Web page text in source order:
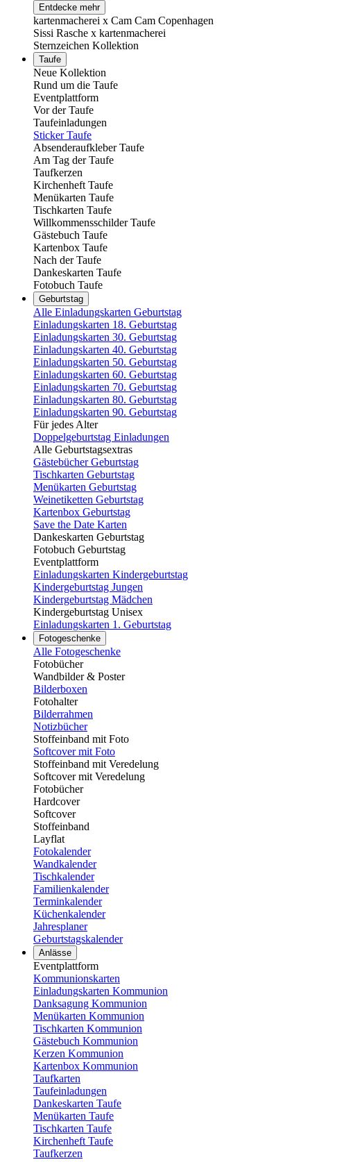
Entdecke mehr
kartenmacherei x Cam Cam Copenhagen
Sissi Rasche x kartenmacherei
Sternzeichen Kollektion
Taufe
Neue Kollektion
Rund um die Taufe
Eventplattform
Vor der Taufe
Taufeinladungen
Sticker Taufe
Absenderaufkleber Taufe
Am Tag der Taufe
Taufkerzen
Kirchenheft Taufe
Menükarten Taufe
Tischkarten Taufe
Willkommensschilder Taufe
Gästebuch Taufe
Kartenbox Taufe
Nach der Taufe
Dankeskarten Taufe
Fotobuch Taufe
Geburtstag
Alle Einladungskarten Geburtstag
Einladungskarten 18. Geburtstag
Einladungskarten 30. Geburtstag
Einladungskarten 40. Geburtstag
Einladungskarten 50. Geburtstag
Einladungskarten 60. Geburtstag
Einladungskarten 70. Geburtstag
Einladungskarten 80. Geburtstag
Einladungskarten 90. Geburtstag
Für jedes Alter
Doppelgeburtstag Einladungen
Alle Geburtstagsextras
Gästebücher Geburtstag
Tischkarten Geburtstag
Menükarten Geburtstag
Weinetiketten Geburtstag
Kartenbox Geburtstag
Save the Date Karten
Dankeskarten Geburtstag
Fotobuch Geburtstag
Eventplattform
Einladungskarten Kindergeburtstag
Kindergeburtstag Jungen
Kindergeburtstag Mädchen
Kindergeburtstag Unisex
Einladungskarten 1. Geburtstag
Fotogeschenke
Alle Fotogeschenke
Fotobücher
Wandbilder & Poster
Bilderboxen
Fotohalter
Bilderrahmen
Notizbücher
Stoffeinband mit Foto
Softcover mit Foto
Stoffeinband mit Veredelung
Softcover mit Veredelung
Fotobücher
Hardcover
Softcover
Stoffeinband
Layflat
Fotokalender
Wandkalender
Tischkalender
Familienkalender
Terminkalender
Küchenkalender
Jahresplaner
Geburtstagskalender
Anlässe
Eventplattform
Kommunionskarten
Einladungskarten Kommunion
Danksagung Kommunion
Menükarten Kommunion
Tischkarten Kommunion
Gästebuch Kommunion
Kerzen Kommunion
Kartenbox Kommunion
Taufkarten
Taufeinladungen
Dankeskarten Taufe
Menükarten Taufe
Tischkarten Taufe
Kirchenheft Taufe
Taufkerzen